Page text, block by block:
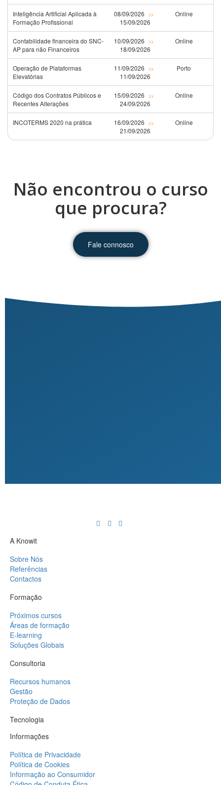
Inteligência Artificial Aplicada à
Formação Profissional
08/09/2026 >>
15/09/2026
Online
Contabilidade financeira do SNC-
AP para não Financeiros
10/09/2026 >>
18/09/2026
Online
Operação de Plataformas
Elevatórias
11/09/2026 >>
11/09/2026
Porto
Código dos Contratos Públicos e
Recentes Alterações
15/09/2026 >>
24/09/2026
Online
INCOTERMS 2020 na prática 16/09/2026 >>
21/09/2026
Online
Não encontrou o curso
que procura?
Fale connosco
A Knowit
Sobre Nós
Referências
Contactos
Formação
Próximos cursos
Áreas de formação
E-learning
Soluções Globais
Consultoria
Recursos humanos
Gestão
Proteção de Dados
Tecnologia
Informações
Política de Privacidade
Política de Cookies
Informação ao Consumidor